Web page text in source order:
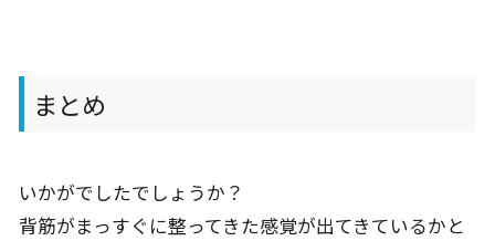
まとめ
いかがでしたでしょうか？
背筋がまっすぐに整ってきた感覚が出てきているかと